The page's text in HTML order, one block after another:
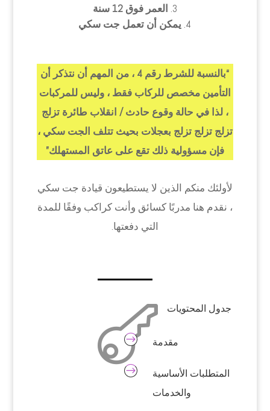
العمر فوق 12 سنة
يمكن أن تعمل جت سكي
“بالنسبة للشرط رقم 4 ، من المهم أن نتذكر أن
التأمين مخصص للركاب فقط ، وليس للمركبات
، لذا في حالة وقوع حادث / انقلاب طائرة تزلج
تزلج تزلج تزلج بعجلات بحيث تتلف الجت سكي ،
فإن مسؤولية ذلك تقع على عاتق المستهلك”
لأولئك منكم الذين لا يستطيعون قيادة جت سكي
، نقدم هنا مدربًا كسائق وأنت كراكب وفقًا للمدة
التي دفعتها.
 جدول المحتويات
$ مقدمة
$
المتطلبات الأساسية
والخدمات